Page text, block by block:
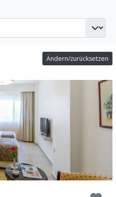
Ändern/zurücksetzen